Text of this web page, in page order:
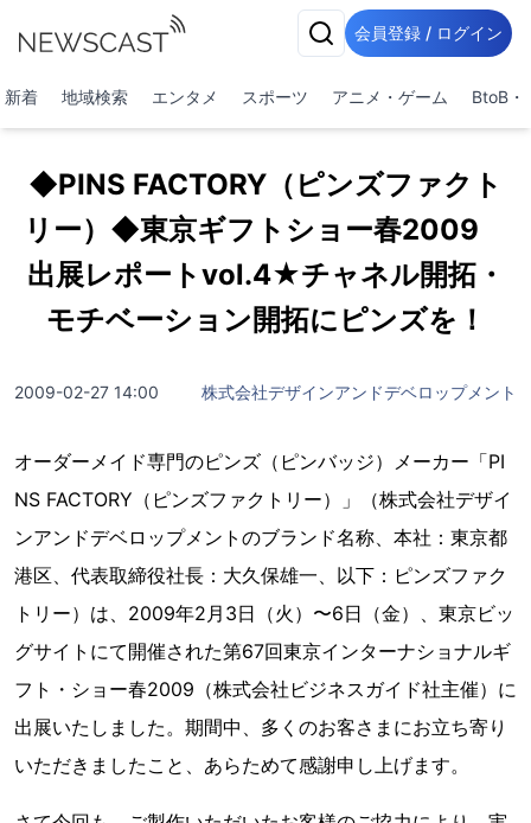
会員登録 / ログイン
新着 地域検索 エンタメ スポーツ アニメ・ゲーム BtoB・
◆PINS FACTORY（ピンズファクト
リー）◆東京ギフトショー春2009
出展レポートvol.4★チャネル開拓・
モチベーション開拓にピンズを！
2009-02-27 14:00 株式会社デザインアンドデベロップメント
オーダーメイド専門のピンズ（ピンバッジ）メーカー「PI
NS FACTORY（ピンズファクトリー）」（株式会社デザイ
ンアンドデベロップメントのブランド名称、本社：東京都
港区、代表取締役社長：大久保雄一、以下：ピンズファク
トリー）は、2009年2月3日（火）〜6日（金）、東京ビッ
グサイトにて開催された第67回東京インターナショナルギ
フト・ショー春2009（株式会社ビジネスガイド社主催）に
出展いたしました。期間中、多くのお客さまにお立ち寄り
いただきましたこと、あらためて感謝申し上げます。